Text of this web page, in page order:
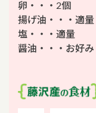
卵・・・2個
揚げ油・・・適量
塩・・・適量
醤油・・・お好み